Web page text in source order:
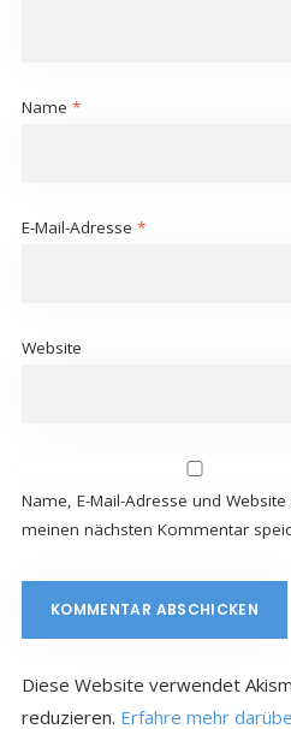
Name *
E-Mail-Adresse *
Website
Name, E-Mail-Adresse und
meinen nächsten Kommentar
Diese Website verwendet
reduzieren. Erfahre mehr